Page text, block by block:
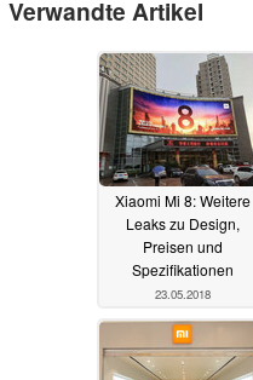
Verwandte Artikel
Xiaomi Mi 8: Weitere
Leaks zu Design,
Preisen und
Spezifikationen
23.05.2018